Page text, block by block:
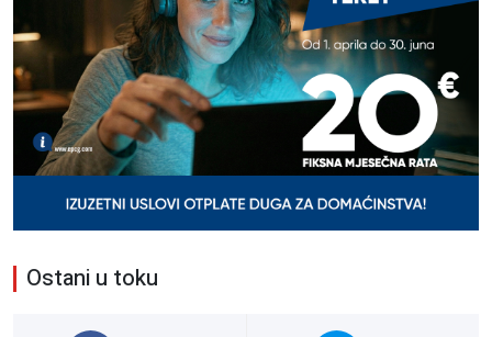
Ostani u toku